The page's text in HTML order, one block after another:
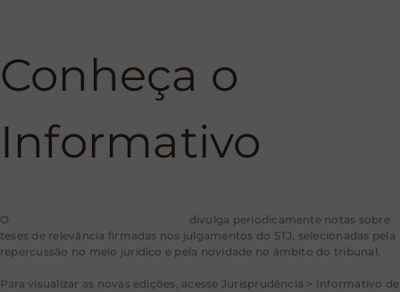
Conheça o
Informativo
O
divulga periodicamente notas sobre
teses de relevância firmadas nos julgamentos do STJ, selecionadas pela
repercussão no meio jurídico e pela novidade no âmbito do tribunal.
Para visualizar as novas edições, acesse Jurisprudência > Informativo de